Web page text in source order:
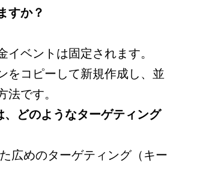
すか？
ベントは固定されます。
をコピーして新規作成し、並
法です。
どのようなターゲティング
広めのターゲティング（キー